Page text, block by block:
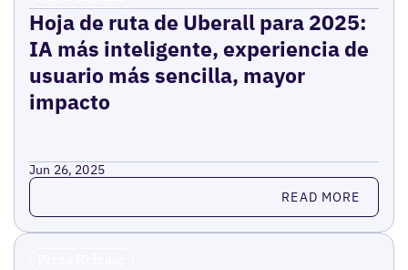
Hoja de ruta de Uberall para 2025:
IA más inteligente, experiencia de
usuario más sencilla, mayor
impacto
Jun 26, 2025
Read more READ MORE